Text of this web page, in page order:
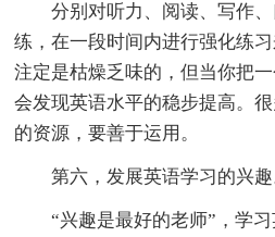
分别对听力、阅读、写作
练，在一段时间内进行强化练
注定是枯燥乏味的，但当你把
会发现英语水平的稳步提高。
的资源，要善于运用。
第六，发展英语学习的兴趣
“兴趣是最好的老师”，学